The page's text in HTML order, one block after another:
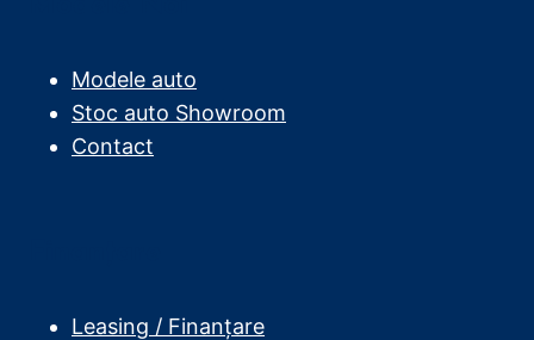
Modele auto
Stoc auto Showroom
Contact
Leasing / Finanțare